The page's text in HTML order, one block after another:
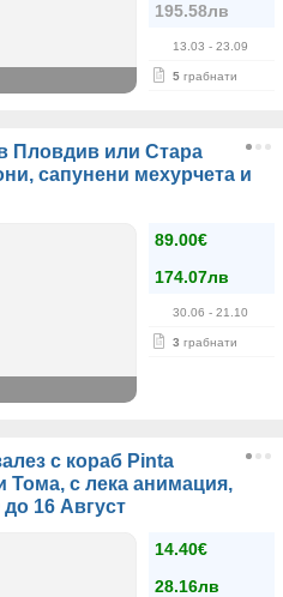
195.58лв
13.03 - 23.09
5 грабнати
Пловдив или Стара
сапунени мехурчета и
89.00€
174.07лв
30.06 - 21.10
3 грабнати
с кораб Pinta
Тома, с лека анимация,
16 Август
14.40€
28.16лв